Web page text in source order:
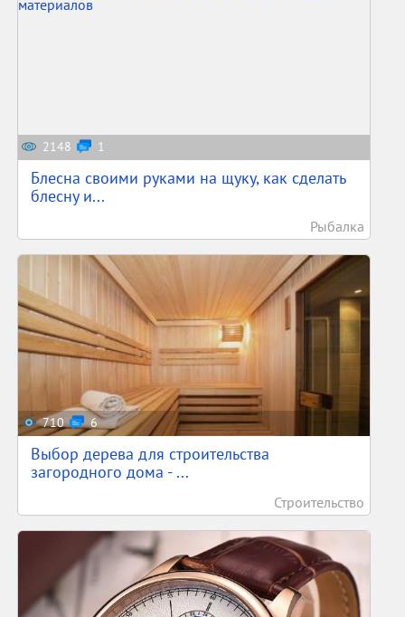
2148 1
Блесна своими руками на щуку, как сделать
блесну и...
Рыбалка
710 6
Выбор дерева для строительства
загородного дома - ...
Строительство